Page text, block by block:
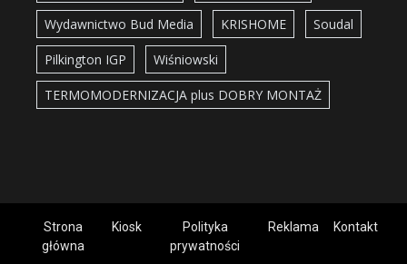
Wydawnictwo Bud Media KRISHOME Soudal
Pilkington IGP Wiśniowski
TERMOMODERNIZACJA plus DOBRY MONTAŻ
Strona
główna
Kiosk
Polityka
prywatności
Reklama Kontakt